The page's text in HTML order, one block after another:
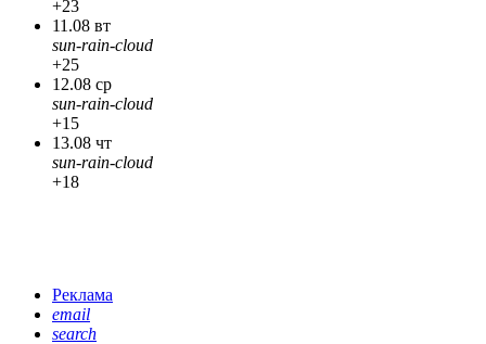
+23
11.08 вт
sun-rain-cloud
+25
12.08 ср
sun-rain-cloud
+15
13.08 чт
sun-rain-cloud
+18
Реклама
email
search